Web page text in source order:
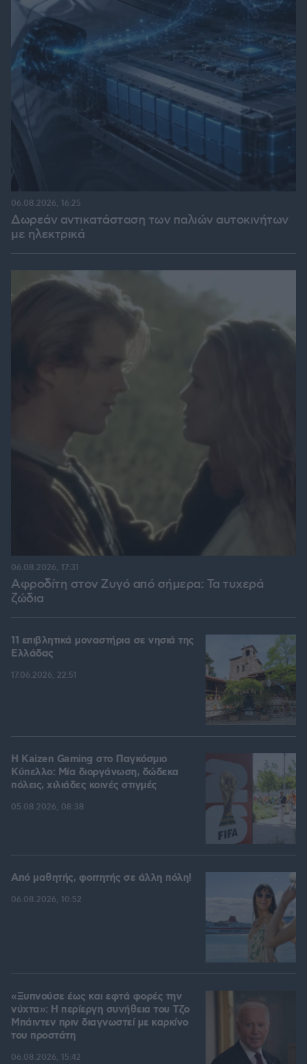
Δωρεάν αντικατάσταση των παλιών αυτοκινήτων
με ηλεκτρικά
06.08.2026, 16:25
Αφροδίτη στον Ζυγό από σήμερα: Τα τυχερά
ζώδια
06.08.2026, 17:31
11 επιβλητικά μοναστήρια σε νησιά της
Ελλάδας
17.06.2026, 22:51
H Kaizen Gaming στο Παγκόσμιο
Kύπελλο: Μία διοργάνωση, δώδεκα
πόλεις, χιλιάδες κοινές στιγμές
05.08.2026, 08:38
Από μαθητής, φοιτητής σε άλλη πόλη!
06.08.2026, 10:52
«Ξυπνούσε έως και εφτά φορές την
νύχτα»: Η περίεργη συνήθεια του Τζο
Μπάιντεν πριν διαγνωστεί με καρκίνο
του προστάτη
06.08.2026, 15:42